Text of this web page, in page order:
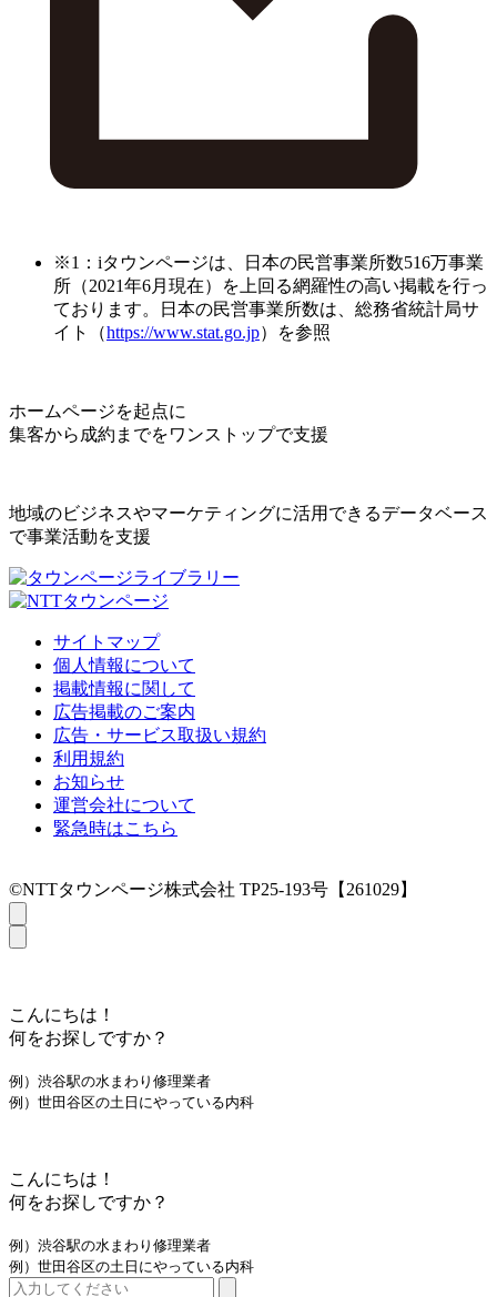
※1：iタウンページは、日本の民営事業所数516万事業
所（2021年6月現在）を上回る網羅性の高い掲載を行っ
ております。日本の民営事業所数は、総務省統計局サ
イト（https://www.stat.go.jp）を参照
ホームページを起点に
集客から成約までをワンストップで支援
地域のビジネスやマーケティングに活用できるデータベース
で事業活動を支援
サイトマップ
個人情報について
掲載情報に関して
広告掲載のご案内
広告・サービス取扱い規約
利用規約
お知らせ
運営会社について
緊急時はこちら
©NTTタウンページ株式会社 TP25-193号【261029】
こんにちは！
何をお探しですか？
例）渋谷駅の水まわり修理業者
例）世田谷区の土日にやっている内科
こんにちは！
何をお探しですか？
例）渋谷駅の水まわり修理業者
例）世田谷区の土日にやっている内科